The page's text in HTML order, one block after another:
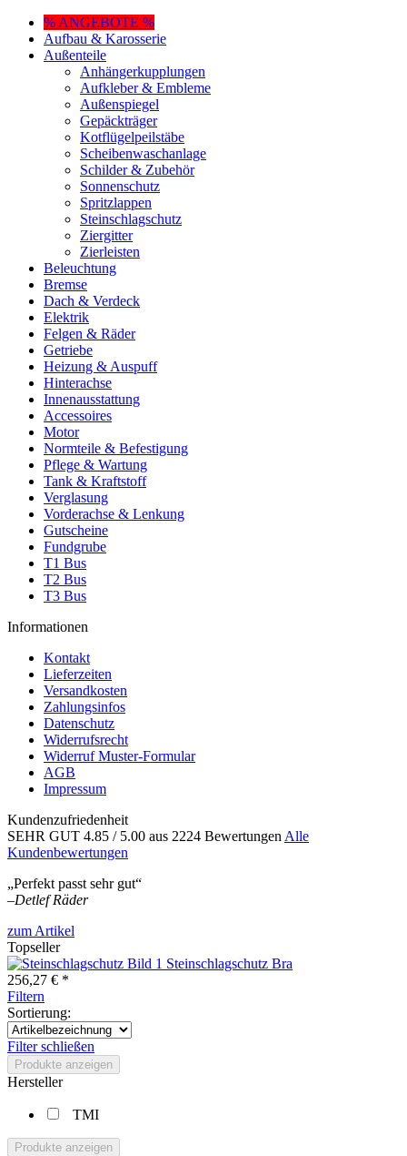
% ANGEBOTE %
Aufbau & Karosserie
Außenteile
Anhängerkupplungen
Aufkleber & Embleme
Außenspiegel
Gepäckträger
Kotflügelpeilstäbe
Scheibenwaschanlage
Schilder & Zubehör
Sonnenschutz
Spritzlappen
Steinschlagschutz
Ziergitter
Zierleisten
Beleuchtung
Bremse
Dach & Verdeck
Elektrik
Felgen & Räder
Getriebe
Heizung & Auspuff
Hinterachse
Innenausstattung
Accessoires
Motor
Normteile & Befestigung
Pflege & Wartung
Tank & Kraftstoff
Verglasung
Vorderachse & Lenkung
Gutscheine
Fundgrube
T1 Bus
T2 Bus
T3 Bus
Informationen
Kontakt
Lieferzeiten
Versandkosten
Zahlungsinfos
Datenschutz
Widerrufsrecht
Widerruf Muster-Formular
AGB
Impressum
Kundenzufriedenheit
SEHR GUT 4.85 / 5.00 aus 2224 Bewertungen Alle
Kundenbewertungen
„Perfekt passt sehr gut“
–Detlef Räder
zum Artikel
Topseller
Steinschlagschutz Bra
256,27 € *
Filtern
Sortierung:
Filter schließen
Produkte anzeigen
Hersteller
TMI
Produkte anzeigen